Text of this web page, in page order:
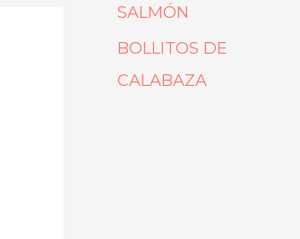
SALMÓN
BOLLITOS DE
CALABAZA